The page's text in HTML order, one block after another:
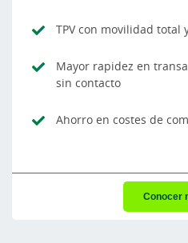
TPV con movilidad total
Mayor rapidez en
sin contacto
Ahorro en costes de
Conocer